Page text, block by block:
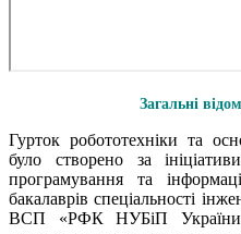
Загальні
Гурток робототехніки та
було створено за
програмування та
бакалаврів спеціальності
ВСП «РФК НУБіП